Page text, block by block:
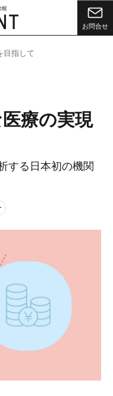
お問合せ
目指して
療の実現
する日本初の機関